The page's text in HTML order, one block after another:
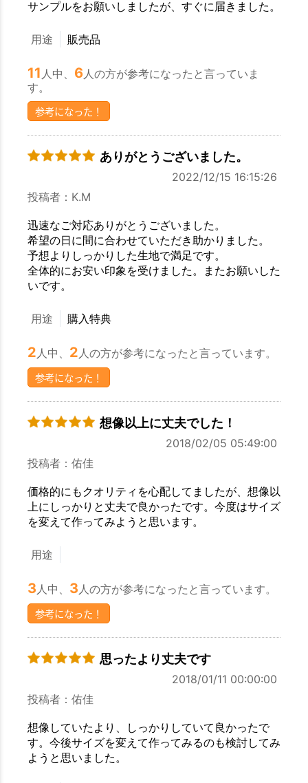
お買い物を続ける カートへ進む
サンプルをお願いしましたが、すぐに届きました。
用途 販売品
11 人中、 6人の方が参考になったと言っていま
す。
参考になった！
ありがとうございました。
2022/12/15 16:15:26
投稿者：K.M
迅速なご対応ありがとうございました。
希望の日に間に合わせていただき助かりました。
予想よりしっかりした生地で満足です。
全体的にお安い印象を受けました。またお願いした
いです。
用途 購入特典
2 人中、 2 人の方が参考になったと言っています。
参考になった！
想像以上に丈夫でした！
2018/02/05 05:49:00
投稿者：佑佳
価格的にもクオリティを心配してましたが、想像以
上にしっかりと丈夫で良かったです。今度はサイズ
を変えて作ってみようと思います。
用途
3 人中、 3 人の方が参考になったと言っています。
参考になった！
思ったより丈夫です
2018/01/11 00:00:00
投稿者：佑佳
想像していたより、しっかりしていて良かったで
す。今後サイズを変えて作ってみるのも検討してみ
ようと思いました。